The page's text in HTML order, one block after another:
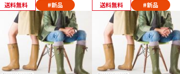
送料無料 #新品 送料無料 #新品